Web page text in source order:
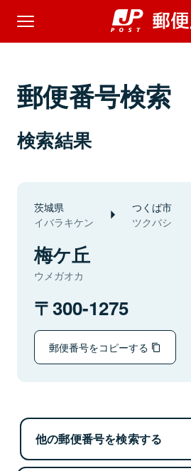
郵便番号検索
検索結果
茨城県
イバラキケン
つくば市
ツクバシ
梅ケ丘
ウメガオカ
300-1275
郵便番号をコピーする
他の郵便番号を検索する